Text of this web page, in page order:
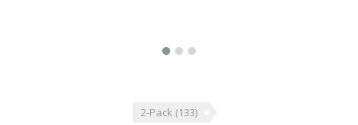
2-Pack (133)